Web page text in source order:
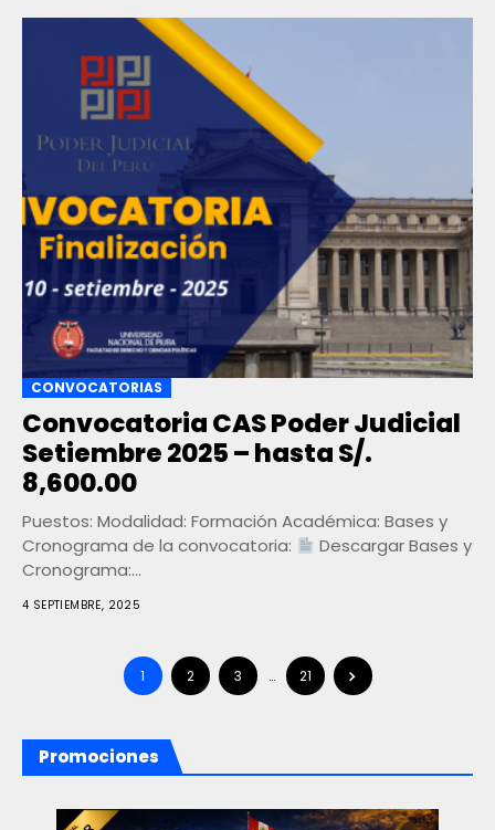
CONVOCATORIAS
Convocatoria CAS Poder Judicial
Setiembre 2025 – hasta S/.
8,600.00
Puestos: Modalidad: Formación Académica: Bases y
Cronograma de la convocatoria:
Descargar Bases y
Cronograma:
https://aplicativo.pj.gob.pe/psep/
TCon=E Conocimientos: Experiencia: CURSOS Y
4 SEPTIEMBRE, 2025
1 2 3 … 21
Promociones